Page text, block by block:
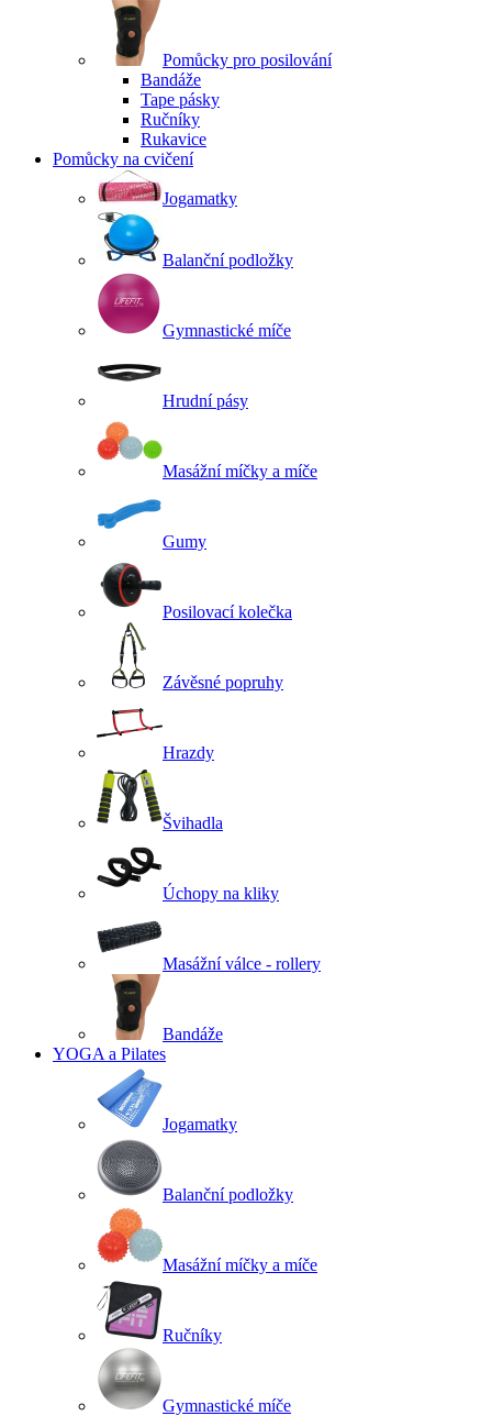
Pomůcky pro posilování
Bandáže
Tape pásky
Ručníky
Rukavice
Pomůcky na cvičení
Jogamatky
Balanční podložky
Gymnastické míče
Hrudní pásy
Masážní míčky a míče
Gumy
Posilovací kolečka
Závěsné popruhy
Hrazdy
Švihadla
Úchopy na kliky
Masážní válce - rollery
Bandáže
YOGA a Pilates
Jogamatky
Balanční podložky
Masážní míčky a míče
Ručníky
Gymnastické míče